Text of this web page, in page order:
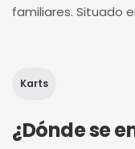
familiares. Situado
Karts
¿Dónde se